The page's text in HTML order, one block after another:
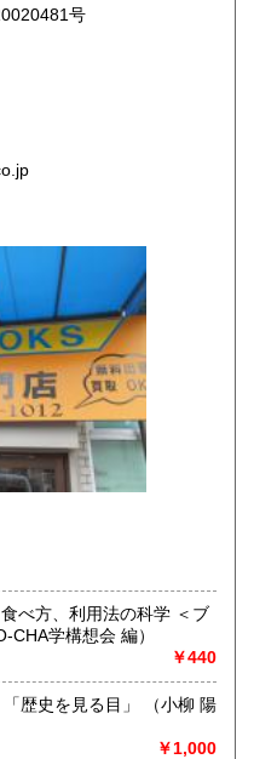
広島県
徳島県
愛媛県
福岡県
長崎県
号
くCD、DVD、レコード、
ゆるものの買い取りがで
、無料です。
)べ方、利用法の科学 ＜ブ
監修 ; O-CHA学構想会 編）
￥440
見る目」 （小柳 陽
￥1,000